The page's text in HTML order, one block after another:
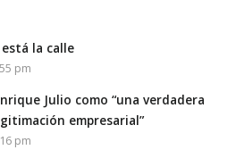
la calle
pm
Julio como “una verdadera
empresarial”
pm